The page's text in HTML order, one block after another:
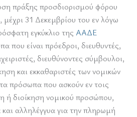
πράξης προσδιορισμού φόρου
μέχρι 31 Δεκεμβρίου του εν λόγω
εγκύκλιο της ΑΑΔΕ
που είναι πρόεδροι, διευθυντές,
διευθύνοντες σύμβουλοι,
και εκκαθαριστές των νομικών
πρόσωπα που ασκούν εν τοις
ή διοίκηση νομικού προσώπου,
αλληλέγγυα για την πληρωμή